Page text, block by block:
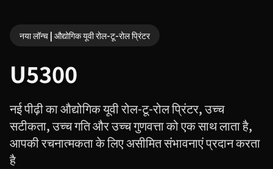
नया लॉन्च | औद्योगिक यूवी रोल-टू-रोल प्रिंटर
U5300
नई पीढ़ी का औद्योगिक यूवी रोल-टू-रोल प्रिंटर, उच्च
सटीकता, उच्च गति और उच्च गुणवत्ता को एक साथ लाता है,
आपकी रचनात्मकता के लिए असीमित संभावनाएं प्रदान करता
है